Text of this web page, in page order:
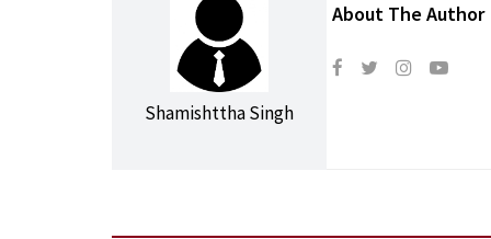
Shamishttha Singh
About The Author